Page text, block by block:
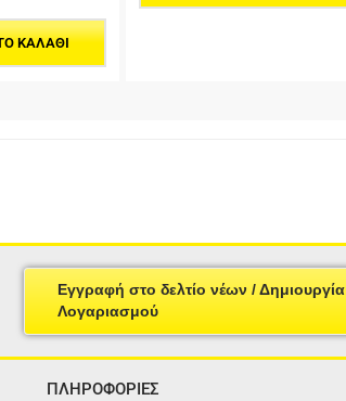
ΚΑΛΆΘΙ
Εγγραφή στο δελτίο νέων / Δημιουργία
Λογαριασμού
ΠΛΗΡΟΦΟΡΙΕΣ